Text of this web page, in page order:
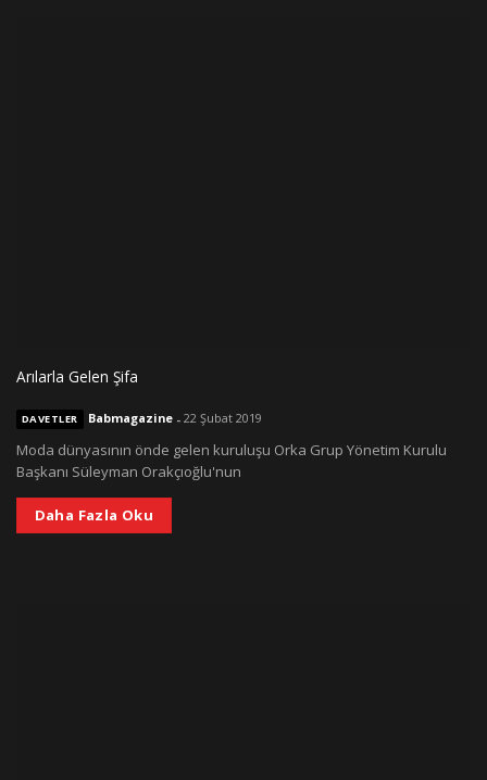
Arılarla Gelen Şifa
DAVETLER Babmagazine- 22 Şubat 2019
Moda dünyasının önde gelen kuruluşu Orka Grup Yönetim Kurulu
Başkanı Süleyman Orakçıoğlu'nun
Daha Fazla Oku